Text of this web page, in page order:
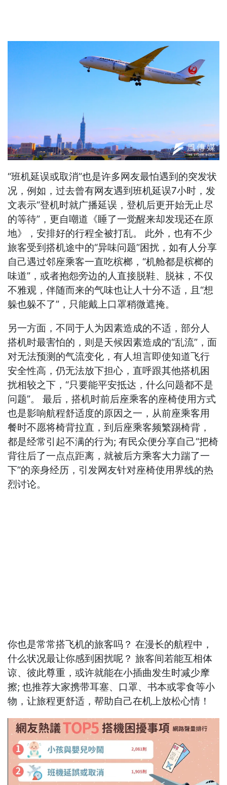
“班机延误或取消”也是许多网友最怕遇到的突发状
况，例如，过去曾有网友遇到班机延误7小时，发
文表示“登机时就广播延误，登机后更开始无止尽
的等待”，更自嘲道《睡了一觉醒来却发现还在原
地》，安排好的行程全被打乱。 此外，也有不少
旅客受到搭机途中的“异味问题”困扰，如有人分享
自己遇过邻座乘客一直吃槟榔，“机舱都是槟榔的
味道”，或者抱怨旁边的人直接脱鞋、脱袜，不仅
不雅观，伴随而来的气味也让人十分不适，且“想
躲也躲不了”，只能戴上口罩稍微遮掩。
另一方面，不同于人为因素造成的不适，部分人
搭机时最害怕的，则是天候因素造成的“乱流”，面
对无法预测的气流变化，有人坦言即使知道飞行
安全性高，仍无法放下担心，直呼跟其他搭机困
扰相较之下，“只要能平安抵达，什么问题都不是
问题”。 最后，搭机时前后座乘客的座椅使用方式
也是影响航程舒适度的原因之一，从前座乘客用
餐时不愿将椅背拉直，到后座乘客频繁踢椅背，
都是经常引起不满的行为; 有民众便分享自己“把椅
背往后了一点点距离，就被后方乘客大力踹了一
下”的亲身经历，引发网友针对座椅使用界线的热
烈讨论。
你也是常常搭飞机的旅客吗？ 在漫长的航程中，
什么状况最让你感到困扰呢？ 旅客间若能互相体
谅、彼此尊重，或许就能在小插曲发生时减少摩
擦; 也推荐大家携带耳塞、口罩、书本或零食等小
物，让旅程更舒适，帮助自己在机上放松心情！